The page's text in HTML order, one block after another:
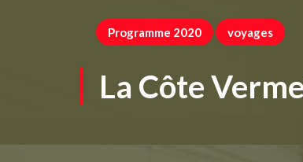
Programme 2020 voyages
La Côte